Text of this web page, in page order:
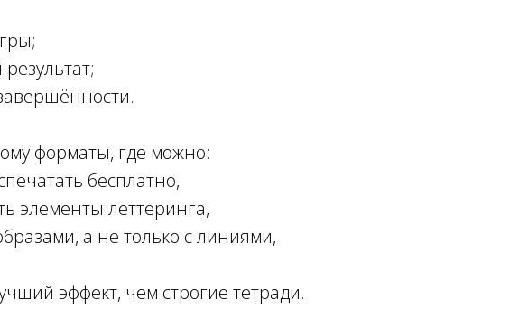
форматы, где можно:
бесплатно,
элементы леттеринга,
а не только с линиями,
эффект, чем строгие тетради.